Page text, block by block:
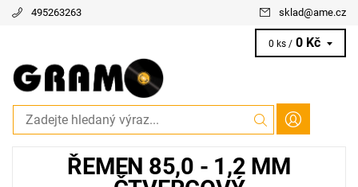
495263263 sklad@ame.cz
0 ks / 0 Kč
ŘEMEN 85,0 - 1,2 MM